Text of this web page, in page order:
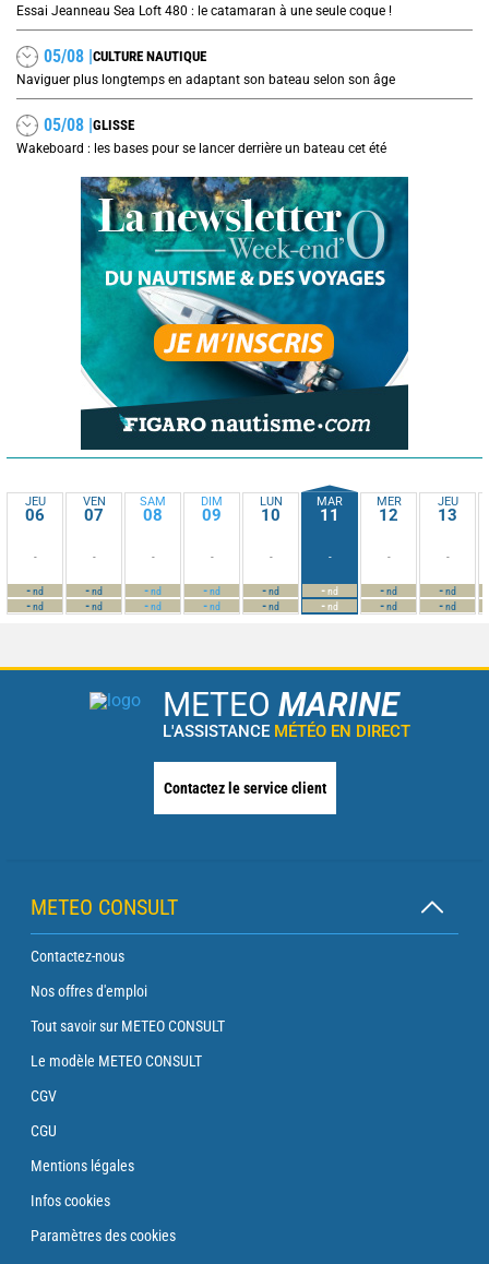
Essai Jeanneau Sea Loft 480 : le catamaran à une seule coque !
05/08 |CULTURE NAUTIQUE
Naviguer plus longtemps en adaptant son bateau selon son âge
05/08 |GLISSE
Wakeboard : les bases pour se lancer derrière un bateau cet été
JEU
06
-
-nd
-nd
VEN
07
-
-nd
-nd
SAM
08
-
-nd
-nd
DIM
09
-
-nd
-nd
LUN
10
-
-nd
-nd
MAR
11
-
-nd
-nd
MER
12
-
-nd
-nd
JEU
13
-
-nd
-nd
METEO MARINE
L'ASSISTANCE MÉTÉO EN DIRECT
Contactez le service client
METEO CONSULT
Contactez-nous
Nos offres d'emploi
Tout savoir sur METEO CONSULT
Le modèle METEO CONSULT
CGV
CGU
Mentions légales
Infos cookies
Paramètres des cookies